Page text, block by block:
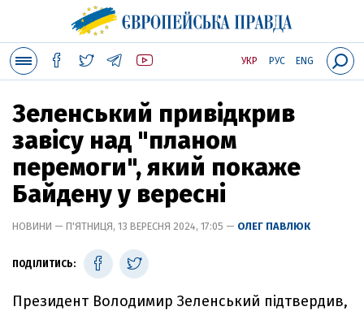
УКР РУС ENG
Зеленський привідкрив
завісу над "планом
перемоги", який покаже
Байдену у вересні
НОВИНИ — П'ЯТНИЦЯ, 13 ВЕРЕСНЯ 2024, 17:05 — ОЛЕГ ПАВЛЮК
ПОДІЛИТИСЬ:
Президент Володимир Зеленський підтвердив,